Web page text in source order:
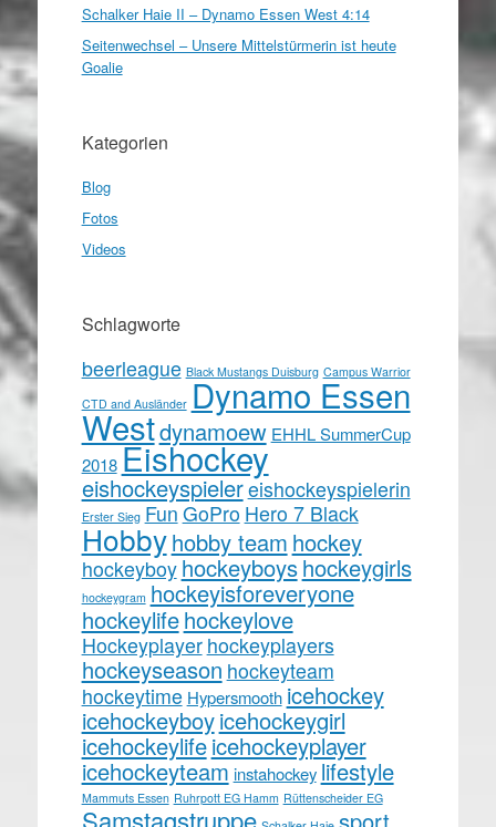
Schalker Haie II – Dynamo Essen West 4:14
Seitenwechsel – Unsere Mittelstürmerin ist heute
Goalie
Kategorien
Blog
Fotos
Videos
Schlagworte
beerleague Black Mustangs Duisburg Campus Warrior
CTD and Ausländer Dynamo Essen
Westdynamoew EHHL SummerCup
2018Eishockey
eishockeyspielereishockeyspielerin
Erster Sieg Fun GoPro Hero 7 Black
Hobbyhobby team hockey
hockeyboy hockeyboyshockeygirls
hockeygram hockeyisforeveryone
hockeylifehockeylove
Hockeyplayer hockeyplayers
hockeyseason hockeyteam
hockeytime Hypersmooth icehockey
icehockeyboyicehockeygirl
icehockeylifeicehockeyplayer
icehockeyteam instahockey lifestyle
Mammuts Essen Ruhrpott EG Hamm Rüttenscheider EG
Samstagstruppe